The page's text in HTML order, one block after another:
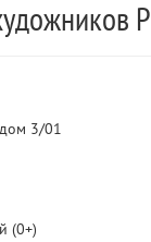
3/01
(0+)